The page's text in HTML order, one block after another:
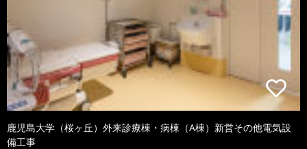
鹿児島大学（桜ヶ丘）外来診療棟・病棟（A棟）新営その他電気設
備工事